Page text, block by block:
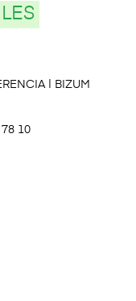
| BIZUM
10